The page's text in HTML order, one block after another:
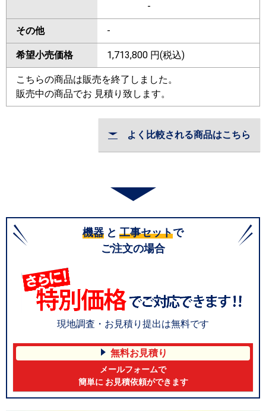
-
その他 -
希望小売価格 1,713,800 円(税込)
こちらの商品は販売を終了しました。
販売中の商品でお 見積り致します。
よく比較される商品はこちら
機器 と 工事セットで
ご注文の場合
現地調査・お見積り提出は無料です
無料お見積り
メールフォームで
簡単に お見積依頼ができます